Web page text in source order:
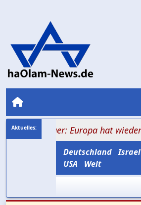
Europa hat wieder versagt
Deutschland Israel
USA
Welt